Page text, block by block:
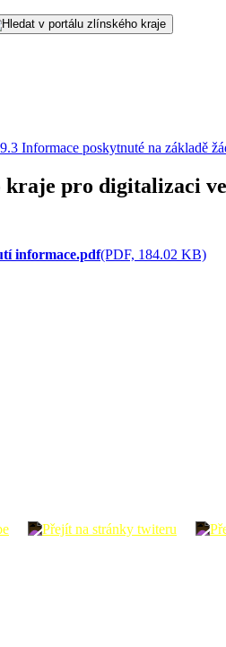
9.3 Informace poskytnuté na základě
pro digitalizaci
informace.pdf(PDF, 184.02 KB)